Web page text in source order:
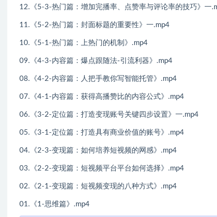
12.《5-3-热门篇：增加完播率、点赞率与评论率的技巧》一
11.《5-2-热门篇：封面标题的重要性》一.mp4
10.《5-1-热门篇：上热门的机制》.mp4
09.《4-3-内容篇：爆点跟随法-引流利器》.mp4
08.《4-2-内容篇：人把手教你写智能托管》.mp4
07.《4-1-内容篇：获得高播赞比的内容公式》.mp4
06.《3-2-定位篇：打造变现账号关键四步设置》一.mp4
05.《3-1-定位篇：打造具有商业价值的账号》.mp4
04.《2-3-变现篇：如何培养短视频的网感》.mp4
03.《2-2-变现篇：短视频平台平台如何选择》.mp4
02.《2-1-变现篇：短视频变现的八种方式》.mp4
01.《1-思维篇》.mp4